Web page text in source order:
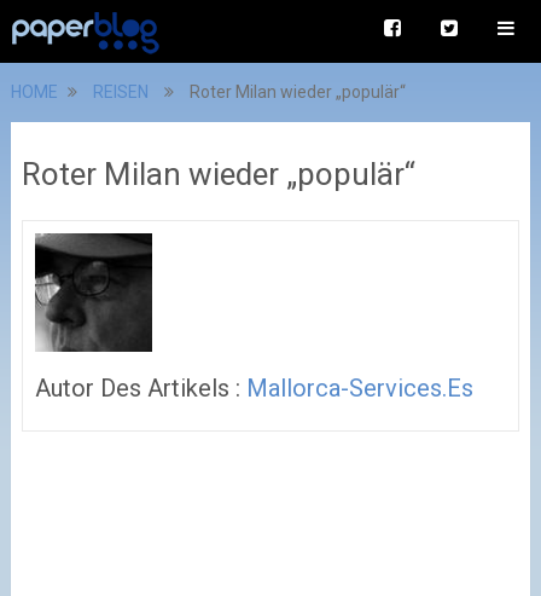
HOME REISEN Roter Milan wieder „populär“
Roter Milan wieder „populär“
Autor Des Artikels : Mallorca-Services.es